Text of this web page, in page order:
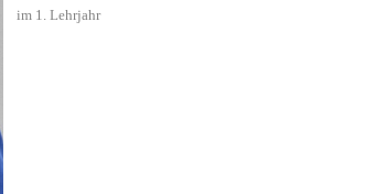
im 1. Lehrjahr